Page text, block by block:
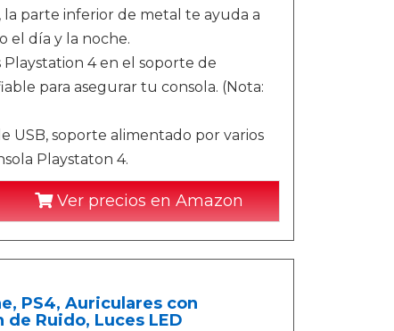
parte inferior de metal te ayuda a
el día y la noche.
4 en el soporte de
para asegurar tu consola. (Nota:
USB, soporte alimentado por varios
Playstaton 4.
Ver precios en Amazon
PS4, Auriculares con
Ruido, Luces LED